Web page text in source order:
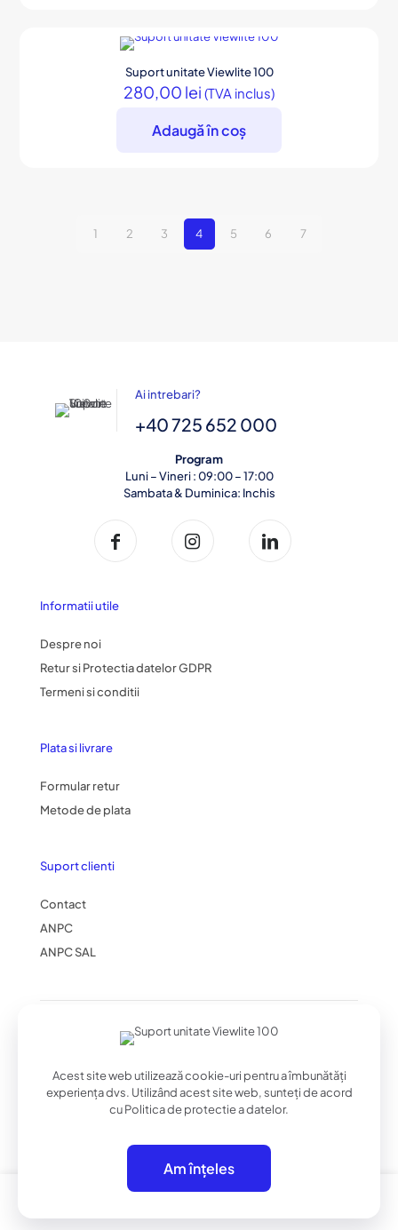
Suport unitate Viewlite 100
280,00 lei (TVA inclus)
Adaugă în coș
1 2 3 4 5 6 7
Ai intrebari?
+40 725 652 000
Program
Luni – Vineri : 09:00 – 17:00
Sambata & Duminica: Inchis
Informatii utile
Despre noi
Retur si Protectia datelor GDPR
Termeni si conditii
Plata si livrare
Formular retur
Metode de plata
Suport clienti
Contact
ANPC
ANPC SAL
© 2025 formota Magazin online | Toate drepturile
0
Acest site web utilizează cookie-uri pentru a îmbunătăți
experiența dvs. Utilizând acest site web, sunteți de acord
cuPolitica de protectie a datelor.
Am înțeles